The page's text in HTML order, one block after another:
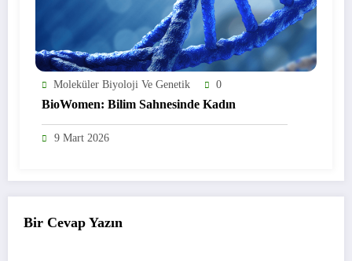
Moleküler Biyoloji Ve Genetik 0
BioWomen: Bilim Sahnesinde Kadın
9 Mart 2026
Bir Cevap Yazın